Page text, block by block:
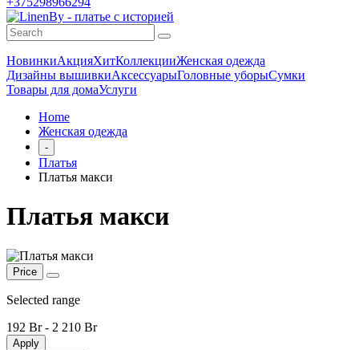
НовинкиАкцияХитКоллекцииЖенская одежда
Дизайны вышивкиАксессуарыГоловные уборыСумки
Товары для домаУслуги
Home
Женская одежда
-
Платья
Платья макси
Платья макси
Price
Selected range
192 Br- 2 210 Br
Apply